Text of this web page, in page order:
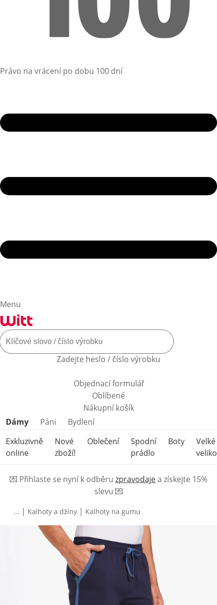
Právo na vrácení po dobu 100 dní
Menu
Zadejte heslo / číslo výrobku
Objednací formulář
Oblíbené
Nákupní košík
Přeskočit kategorie produktů
Dámy Páni
Bydlení
Exkluzivně
online
Nové
zboží!
Oblečení
Spodní
prádlo
Boty
Velké
💌 Přihlaste se nyní k odběru zpravodajea získejte 15%
slevu 💌
... | Kalhoty a džíny | Kalhoty na gumu